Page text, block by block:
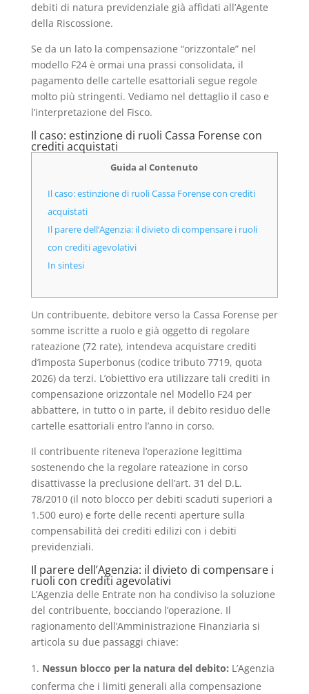
debiti di natura previdenziale già affidati all’Agente
della Riscossione.
Se da un lato la compensazione “orizzontale” nel
modello F24 è ormai una prassi consolidata, il
pagamento delle cartelle esattoriali segue regole
molto più stringenti. Vediamo nel dettaglio il caso e
l’interpretazione del Fisco.
Il caso: estinzione di ruoli Cassa Forense con
crediti acquistati
Guida al Contenuto
Il caso: estinzione di ruoli Cassa Forense con crediti
acquistati
Il parere dell’Agenzia: il divieto di compensare i ruoli
con crediti agevolativi
In sintesi
Un contribuente, debitore verso la Cassa Forense per
somme iscritte a ruolo e già oggetto di regolare
rateazione (72 rate), intendeva acquistare crediti
d’imposta Superbonus (codice tributo 7719, quota
2026) da terzi. L’obiettivo era utilizzare tali crediti in
compensazione orizzontale nel Modello F24 per
abbattere, in tutto o in parte, il debito residuo delle
cartelle esattoriali entro l’anno in corso.
Il contribuente riteneva l’operazione legittima
sostenendo che la regolare rateazione in corso
disattivasse la preclusione dell’art. 31 del D.L.
78/2010 (il noto blocco per debiti scaduti superiori a
1.500 euro) e forte delle recenti aperture sulla
compensabilità dei crediti edilizi con i debiti
previdenziali.
Il parere dell’Agenzia: il divieto di compensare i
ruoli con crediti agevolativi
L’Agenzia delle Entrate non ha condiviso la soluzione
del contribuente, bocciando l’operazione. Il
ragionamento dell’Amministrazione Finanziaria si
articola su due passaggi chiave:
Nessun blocco per la natura del debito: L’Agenzia
conferma che i limiti generali alla compensazione